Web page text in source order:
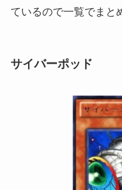
ているので一覧でまと
サイバーポッド